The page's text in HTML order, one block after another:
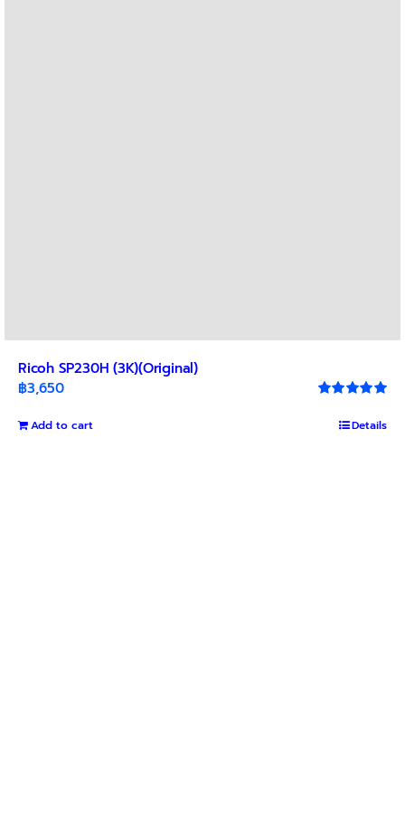
Ricoh SP230H (3K)(Original)
out of 5
฿3,650
Add to cart Details